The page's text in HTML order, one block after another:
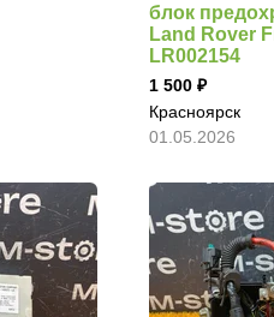
блок
Land Rover
LR002154
1 500
Красноярск
01.05.2026